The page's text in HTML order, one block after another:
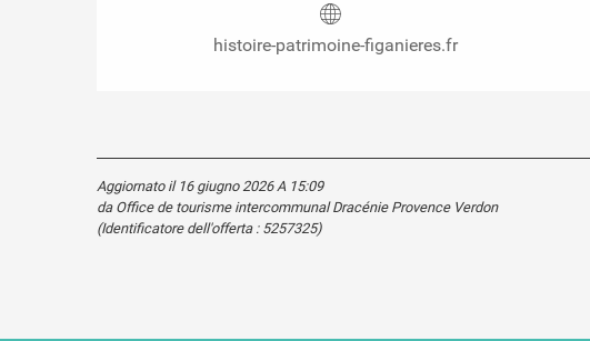
histoire-patrimoine-figanieres.fr
Aggiornato il 16 giugno 2026 A 15:09
da Office de tourisme intercommunal Dracénie Provence Verdon
(Identificatore dell'offerta : 5257325)